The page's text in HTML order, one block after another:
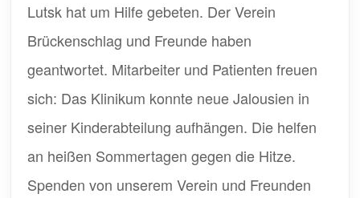
Lutsk hat um Hilfe gebeten. Der Verein
Brückenschlag und Freunde haben
geantwortet. Mitarbeiter und Patienten freuen
sich: Das Klinikum konnte neue Jalousien in
seiner Kinderabteilung aufhängen. Die helfen
an heißen Sommertagen gegen die Hitze.
Spenden von unserem Verein und Freunden